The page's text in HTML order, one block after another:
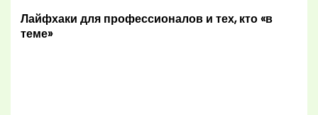
Лайфхаки для профессионалов и тех, кто «в
теме»